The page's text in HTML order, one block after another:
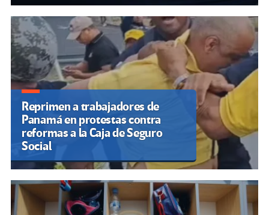
Reprimen a trabajadores de
Panamá en protestas contra
reformas a la Caja de Seguro
Social